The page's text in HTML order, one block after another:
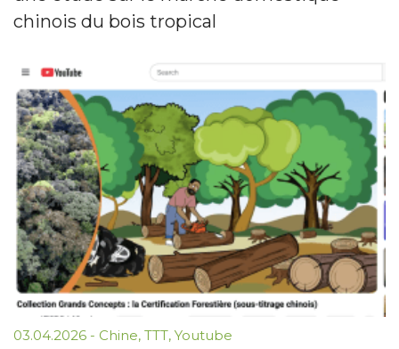
chinois du bois tropical
03.04.2026 - Chine, TTT, Youtube